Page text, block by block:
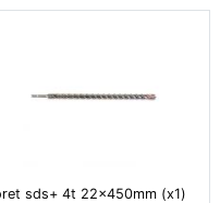
sds+ 4t 22x450mm (x1)